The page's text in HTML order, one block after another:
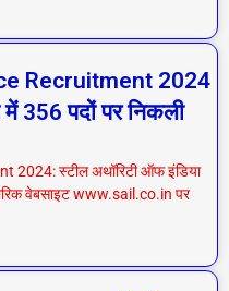
Recruitment 2024
356 पदों पर निकली
स्टील अथॉरिटी ऑफ इंडिया
वेबसाइट www.sail.co.in पर